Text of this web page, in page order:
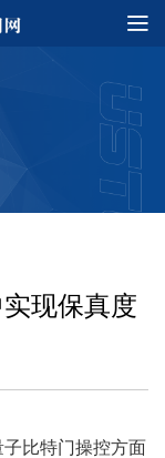
现保真度
比特门操控方面